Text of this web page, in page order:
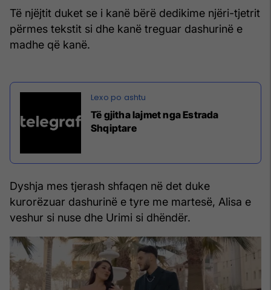
Të njëjtit duket se i kanë bërë dedikime njëri-tjetrit
përmes tekstit si dhe kanë treguar dashurinë e
madhe që kanë.
Të gjitha lajmet nga Estrada
Shqiptare
Dyshja mes tjerash shfaqen në det duke
kurorëzuar dashurinë e tyre me martesë, Alisa e
veshur si nuse dhe Urimi si dhëndër.